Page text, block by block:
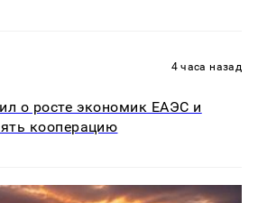
4 часа назад
о росте экономик ЕАЭС и
кооперацию